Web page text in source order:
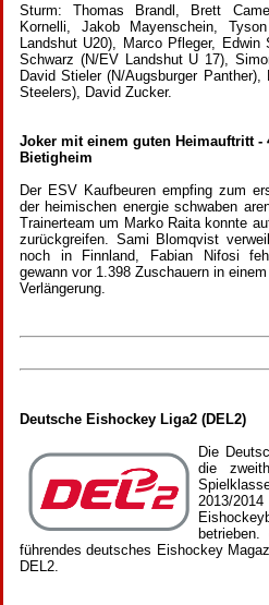
Sturm: Thomas Brandl, Brett
Kornelli, Jakob Mayenschein,
Landshut U20), Marco Pfleger,
Schwarz (N/EV Landshut U 17),
David Stieler (N/Augsburger
Steelers), David Zucker.
Joker mit einem guten Heimauftritt -
Bietigheim
Der ESV Kaufbeuren empfing zum
der heimischen energie schwaben
Trainerteam um Marko Raita konnte
zurückgreifen. Sami Blomqvist
noch in Finnland, Fabian Nifosi
gewann vor 1.398 Zuschauern in
Verlängerung.
Deutsche Eishockey Liga2 (DEL2)
Die
die
betrieben.
führendes deutsches Eishockey
DEL2.